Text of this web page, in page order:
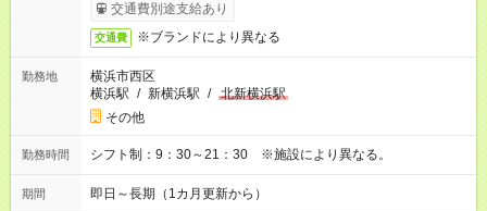
交通費別途支給あり
交通費 ※ブランドにより異なる
勤務地
横浜市西区
横浜駅 / 新横浜駅 / 北新横浜駅
その他
勤務時間 シフト制：9：30～21：30 ※施設により異なる。
期間 即日～長期（1カ月更新から）